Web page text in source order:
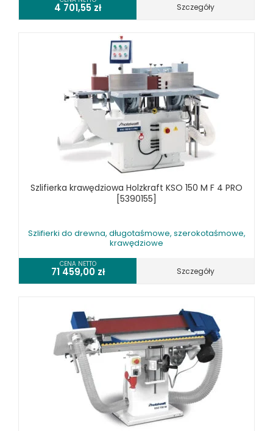
SPRZĘT SPAWALNICZY
KOSZT DOSTAWY
4 701,55 zł Szczegóły
Szlifierka krawędziowa Holzkraft KSO 150 M F 4 PRO
[5390155]
Szlifierki do drewna, długotaśmowe, szerokotaśmowe,
krawędziowe
CENA NETTO
71 459,00 zł Szczegóły